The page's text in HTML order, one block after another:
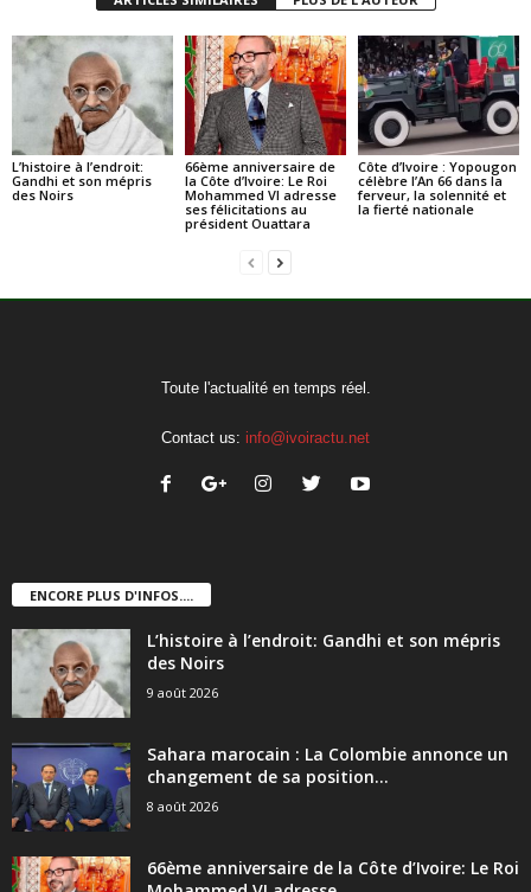
L’histoire à l’endroit:
Gandhi et son mépris
des Noirs
66ème anniversaire de
la Côte d’Ivoire: Le Roi
Mohammed VI adresse
ses félicitations au
président Ouattara
Côte d’Ivoire : Yopougon
célèbre l’An 66 dans la
ferveur, la solennité et
la fierté nationale
Toute l'actualité en temps réel.
Contact us: info@ivoiractu.net
ENCORE PLUS D'INFOS....
L’histoire à l’endroit: Gandhi et son mépris
des Noirs
9 août 2026
Sahara marocain : La Colombie annonce un
changement de sa position...
8 août 2026
66ème anniversaire de la Côte d’Ivoire: Le Roi